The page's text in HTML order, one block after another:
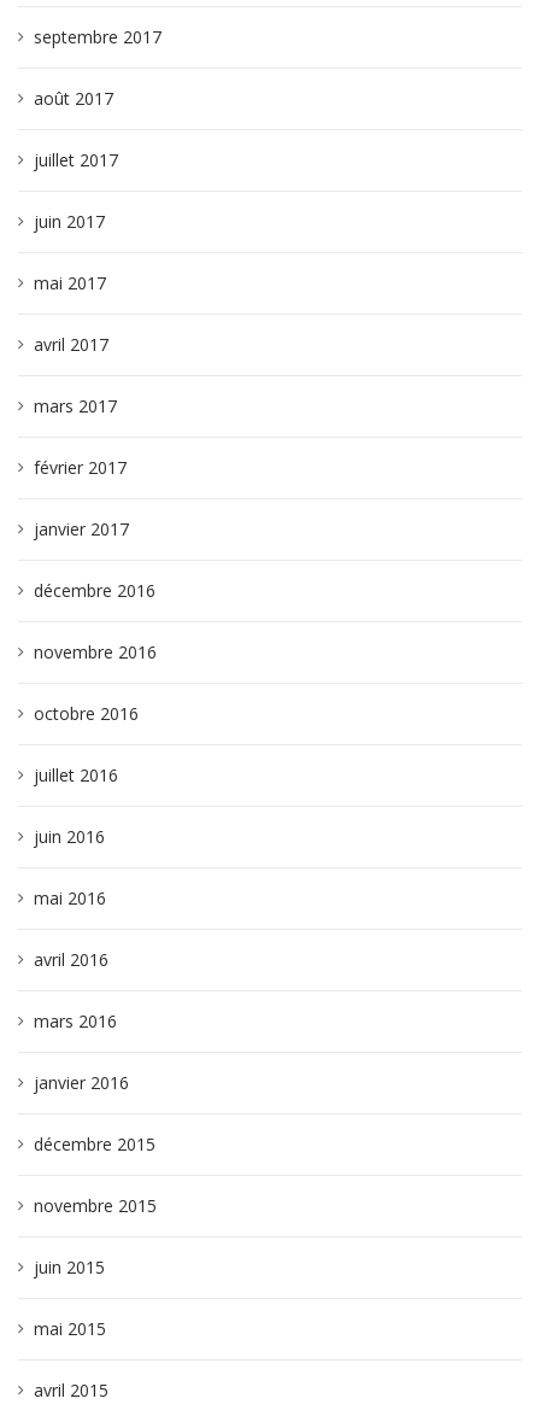
septembre 2017
août 2017
juillet 2017
juin 2017
mai 2017
avril 2017
mars 2017
février 2017
janvier 2017
décembre 2016
novembre 2016
octobre 2016
juillet 2016
juin 2016
mai 2016
avril 2016
mars 2016
janvier 2016
décembre 2015
novembre 2015
juin 2015
mai 2015
avril 2015